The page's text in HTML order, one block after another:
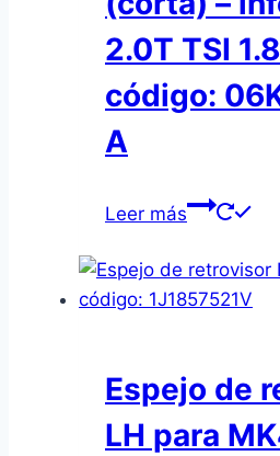
2.0T TSI
código:
A
Leer más
Espejo de
LH para